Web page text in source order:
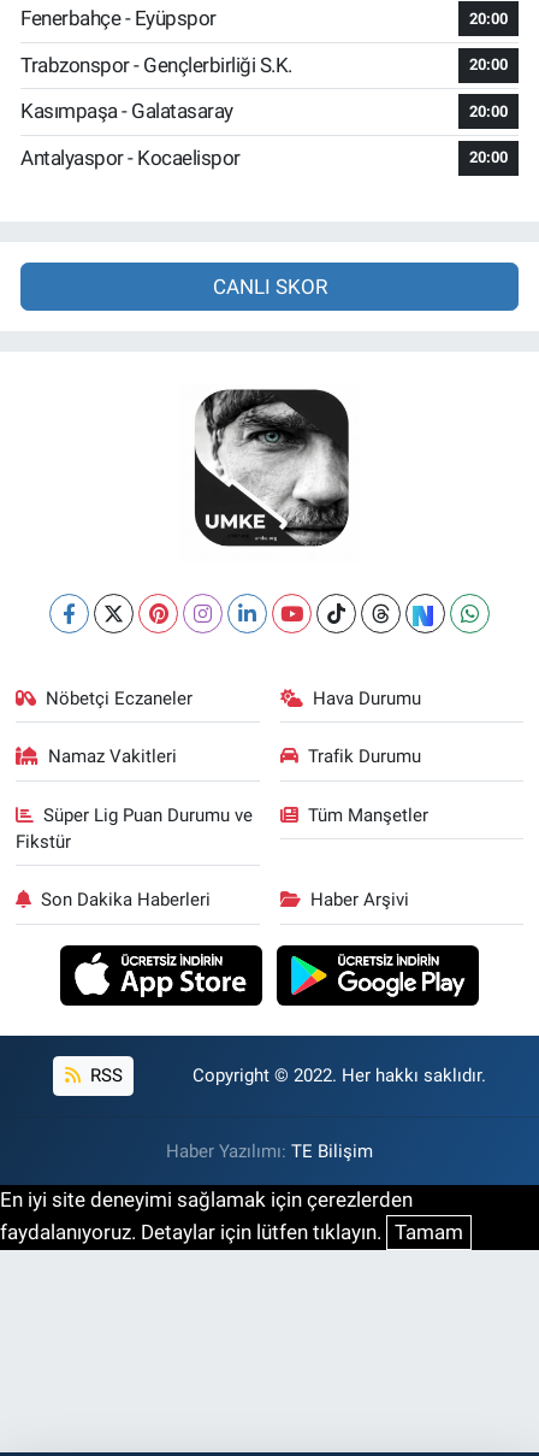
Fenerbahçe - Eyüpspor 20:00
Trabzonspor - Gençlerbirliği S.K. 20:00
Kasımpaşa - Galatasaray 20:00
Antalyaspor - Kocaelispor 20:00
CANLI SKOR
Nöbetçi Eczaneler Hava Durumu
Namaz Vakitleri Trafik Durumu
Süper Lig Puan Durumu ve
Fikstür
Tüm Manşetler
Son Dakika Haberleri Haber Arşivi
RSS Copyright © 2022. Her hakkı saklıdır.
Haber Yazılımı: TE Bilişim
En iyi site deneyimi sağlamak için çerezlerden
faydalanıyoruz. Detaylar için lütfen tıklayın. Tamam